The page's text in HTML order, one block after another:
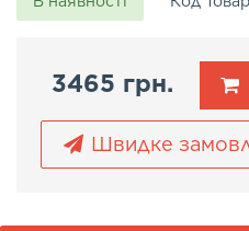
3465 грн.
Швидке